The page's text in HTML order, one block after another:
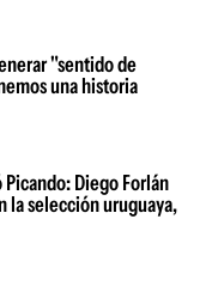
"sentido de
una historia
Diego Forlán
la selección uruguaya,